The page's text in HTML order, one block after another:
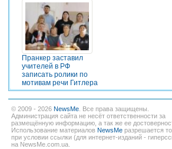
Пранкер заставил
учителей в РФ
записать ролики по
мотивам речи Гитлера
© 2009 - 2026 NewsMe . Все права защищены.
Администрация сайта не несёт ответственности за
размещённую информацию, а так же ее
Использование материалов NewsMe разрешается
при условии ссылки (для интернет-изданий -
на NewsMe.com.ua.